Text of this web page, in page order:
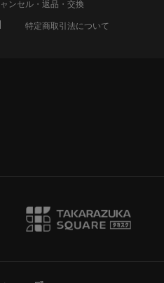
ンセル・返品・交換
特定商取引法について